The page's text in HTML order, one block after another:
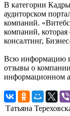
В категории
аудиторском
компаний.
компаний, которая
консалтинг,
Всю информацию в
отзывы о
информационном
Татьяна